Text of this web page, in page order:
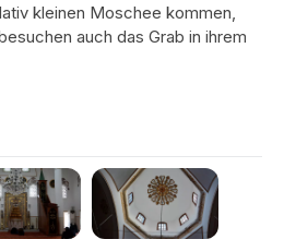
kleinen Moschee kommen,
auch das Grab in ihrem